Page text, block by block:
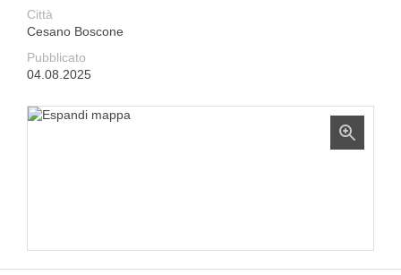
Città
Cesano Boscone
Pubblicato
04.08.2025